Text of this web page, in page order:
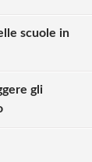
scuole in
gli